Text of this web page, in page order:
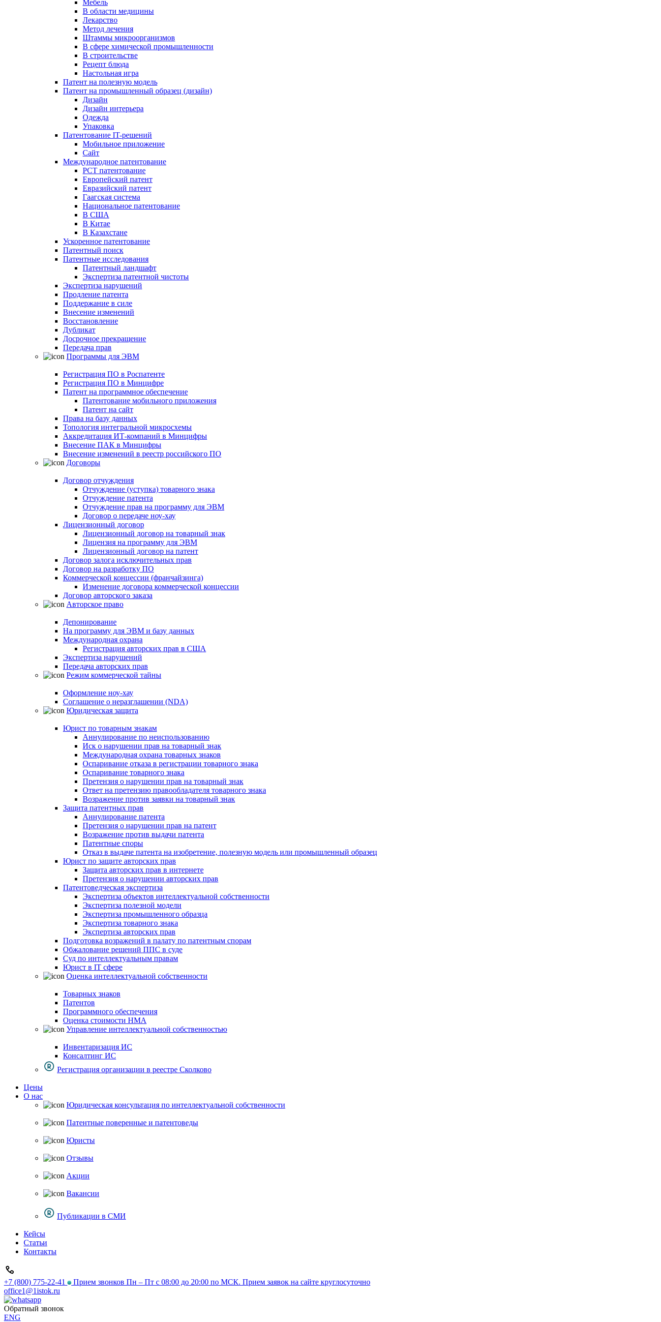
Мебель
В области медицины
Лекарство
Метод лечения
Штаммы микроорганизмов
В сфере химической промышленности
В строительстве
Рецепт блюда
Настольная игра
Патент на полезную модель
Патент на промышленный образец (дизайн)
Дизайн
Дизайн интерьера
Одежда
Упаковка
Патентование IT-решений
Мобильное приложение
Сайт
Международное патентование
PCT патентование
Европейский патент
Евразийский патент
Гаагская система
Национальное патентование
В США
В Китае
В Казахстане
Ускоренное патентование
Патентный поиск
Патентные исследования
Патентный ландшафт
Экспертиза патентной чистоты
Экспертиза нарушений
Продление патента
Поддержание в силе
Внесение изменений
Восстановление
Дубликат
Досрочное прекращение
Передача прав
Программы для ЭВМ
Регистрация ПО в Роспатенте
Регистрация ПО в Минцифре
Патент на программное обеспечение
Патентование мобильного приложения
Патент на сайт
Права на базу данных
Топология интегральной микросхемы
Аккредитация ИТ-компаний в Минцифры
Внесение ПАК в Минцифры
Внесение изменений в реестр российского ПО
Договоры
Договор отчуждения
Отчуждение (уступка) товарного знака
Отчуждение патента
Отчуждение прав на программу для ЭВМ
Договор о передаче ноу-хау
Лицензионный договор
Лицензионный договор на товарный знак
Лицензия на программу для ЭВМ
Лицензионный договор на патент
Договор залога исключительных прав
Договор на разработку ПО
Коммерческой концессии (франчайзинга)
Изменение договора коммерческой концессии
Договор авторского заказа
Авторское право
Депонирование
На программу для ЭВМ и базу данных
Международная охрана
Регистрация авторских прав в США
Экспертиза нарушений
Передача авторских прав
Режим коммерческой тайны
Оформление ноу-хау
Соглашение о неразглашении (NDA)
Юридическая защита
Юрист по товарным знакам
Аннулирование по неиспользованию
Иск о нарушении прав на товарный знак
Международная охрана товарных знаков
Оспаривание отказа в регистрации товарного знака
Оспаривание товарного знака
Претензия о нарушении прав на товарный знак
Ответ на претензию правообладателя товарного знака
Возражение против заявки на товарный знак
Защита патентных прав
Аннулирование патента
Претензия о нарушении прав на патент
Возражение против выдачи патента
Патентные споры
Отказ в выдаче патента на изобретение, полезную модель или промышленный образец
Юрист по защите авторских прав
Защита авторских прав в интернете
Претензия о нарушении авторских прав
Патентоведческая экспертиза
Экспертиза объектов интеллектуальной собственности
Экспертиза полезной модели
Экспертиза промышленного образца
Экспертиза товарного знака
Экспертиза авторских прав
Подготовка возражений в палату по патентным спорам
Обжалование решений ППС в суде
Суд по интеллектуальным правам
Юрист в IT сфере
Оценка интеллектуальной собственности
Товарных знаков
Патентов
Программного обеспечения
Оценка стоимости НМА
Управление интеллектуальной собственностью
Инвентаризация ИС
Консалтинг ИС
Регистрация организации в реестре Сколково
Цены
О нас
Юридическая консультация по интеллектуальной собственности
Патентные поверенные и патентоведы
Юристы
Отзывы
Акции
Вакансии
Публикации в СМИ
Кейсы
Статьи
Контакты
+7 (800) 775-22-41
Прием звонков Пн – Пт с 08:00 до 20:00 по МСК. Прием заявок на сайте круглосуточно
office1@1istok.ru
Обратный звонок
ENG